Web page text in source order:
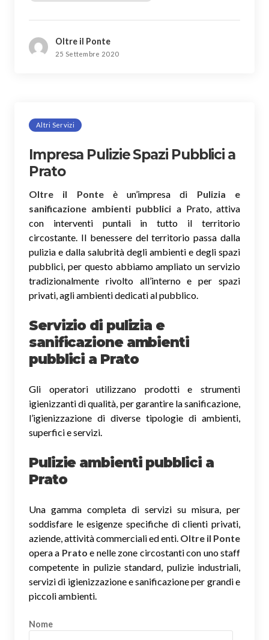
Oltre il Ponte
25 Settembre 2020
Altri Servizi
Impresa Pulizie Spazi Pubblici a
Prato
Oltre il Ponteè un’impresa di Pulizia e
sanificazione ambienti pubblici a Prato, attiva
con interventi puntali in tutto il territorio
circostante. Il benessere del territorio passa dalla
pulizia e dalla salubrità degli ambienti e degli spazi
pubblici, per questo abbiamo ampliato un servizio
tradizionalmente rivolto all’interno e per spazi
privati, agli ambienti dedicati al pubblico.
Servizio di pulizia e
sanificazione ambienti
pubblici a Prato
Gli operatori utilizzano prodotti e strumenti
igienizzanti di qualità, per garantire la sanificazione,
l’igienizzazione di diverse tipologie di ambienti,
superfici e servizi.
Pulizie ambienti pubblici a
Prato
Una gamma completa di servizi su misura, per
soddisfare le esigenze specifiche di clienti privati,
aziende, attività commerciali ed enti. Oltre il Ponte
opera a Prato e nelle zone circostanti con uno staff
competente in pulizie standard, pulizie industriali,
servizi di igienizzazione e sanificazione per grandi e
piccoli ambienti.
Nome